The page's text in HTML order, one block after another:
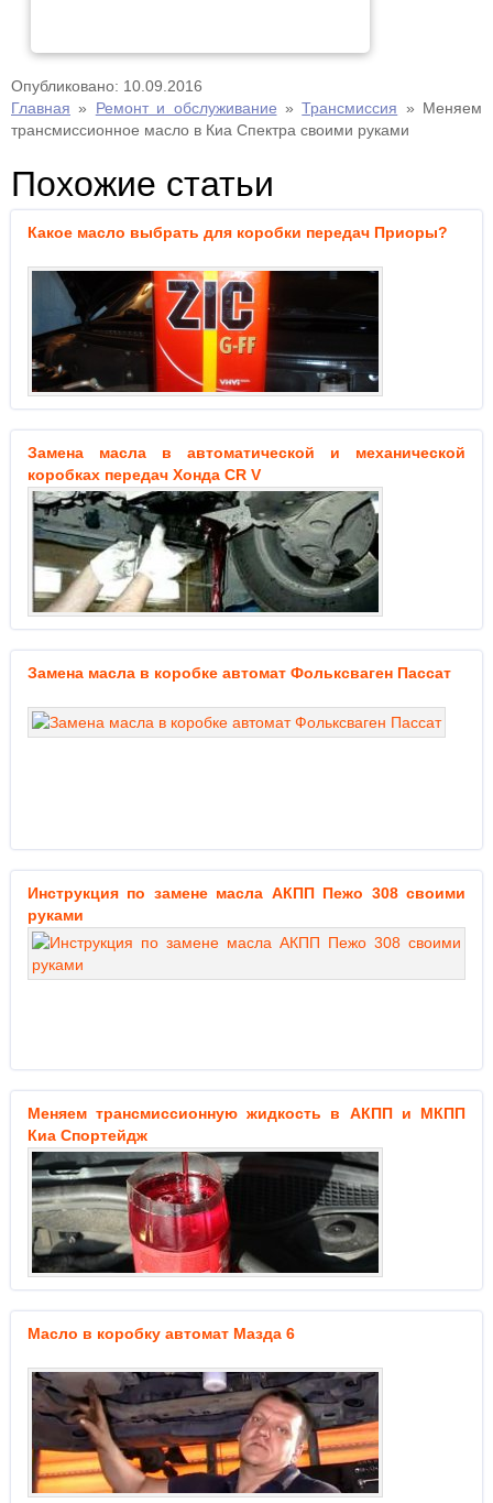
Опубликовано: 10.09.2016
Главная » Ремонт и обслуживание »Трансмиссия » Меняем
трансмиссионное масло в Киа Спектра своими руками
Похожие статьи
Какое масло выбрать для коробки передач Приоры?
Замена масла в автоматической и механической
коробках передач Хонда CR V
Замена масла в коробке автомат Фольксваген Пассат
Инструкция по замене масла АКПП Пежо 308 своими
руками
Меняем трансмиссионную жидкость в АКПП и МКПП
Киа Спортейдж
Масло в коробку автомат Мазда 6